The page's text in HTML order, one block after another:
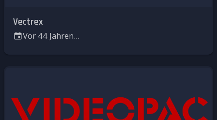
Vectrex
Vor 44 Jahren...